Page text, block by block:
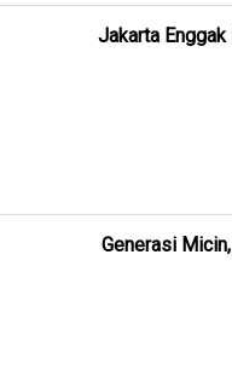
Jakarta
Generasi